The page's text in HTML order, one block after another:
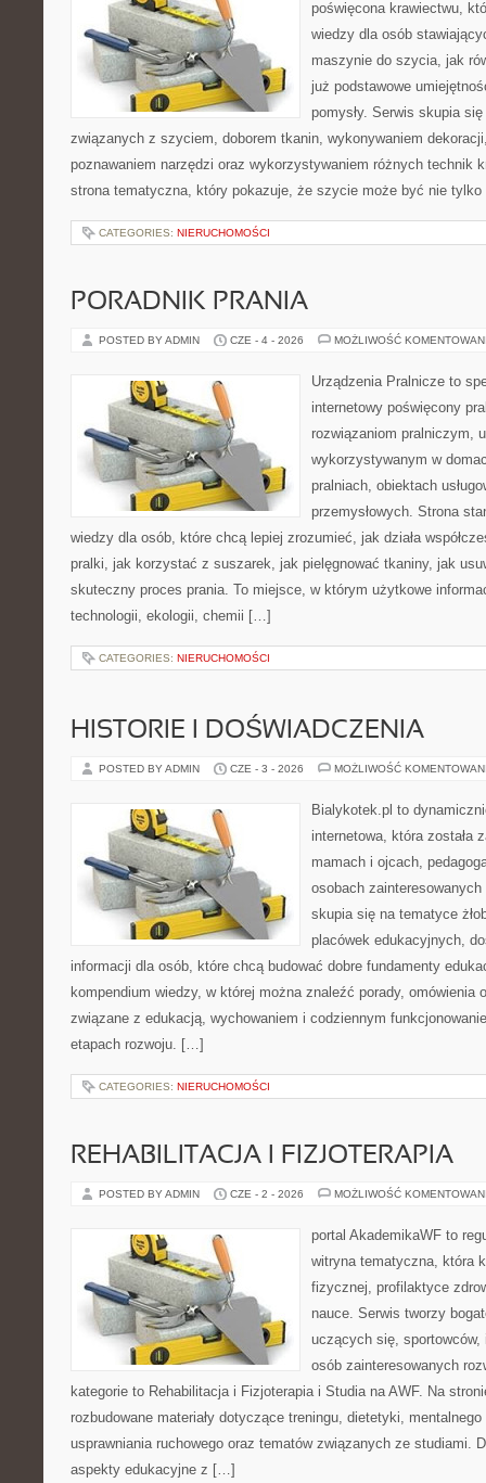
poświęcona krawiectwu,
wiedzy dla osób
maszynie do szycia, jak
już podstawowe
pomysły. Serwis skupia
związanych z szyciem, doborem tkanin, wykonywaniem
poznawaniem narzędzi oraz wykorzystywaniem różnych technik
strona tematyczna, który pokazuje, że szycie może być nie
CATEGORIES: NIERUCHOMOŚCI
PORADNIK PRANIA
POSTED BY ADMIN CZE - 4 - 2026 MOŻLIWOŚĆ
Urządzenia Pralnicze to
internetowy poświęcony
rozwiązaniom pralniczym,
wykorzystywanym w
pralniach, obiektach
przemysłowych. Strona
wiedzy dla osób, które chcą lepiej zrozumieć, jak działa
pralki, jak korzystać z suszarek, jak pielęgnować tkaniny, jak
skuteczny proces prania. To miejsce, w którym użytkowe
technologii, ekologii, chemii […]
CATEGORIES: NIERUCHOMOŚCI
HISTORIE I DOŚWIADCZENIA
POSTED BY ADMIN CZE - 3 - 2026 MOŻLIWOŚĆ
Bialykotek.pl to
internetowa, która została
mamach i ojcach,
osobach
skupia się na tematyce
placówek edukacyjnych,
informacji dla osób, które chcą budować dobre fundamenty
kompendium wiedzy, w której można znaleźć porady, omówienia
związane z edukacją, wychowaniem i codziennym
etapach rozwoju. […]
CATEGORIES: NIERUCHOMOŚCI
REHABILITACJA I FIZJOTERAPIA
POSTED BY ADMIN CZE - 2 - 2026 MOŻLIWOŚĆ
portal AkademikaWF to
witryna tematyczna, która
fizycznej, profilaktyce
nauce. Serwis tworzy
uczących się,
osób zainteresowanych
kategorie to Rehabilitacja i Fizjoterapia i Studia na AWF. Na
rozbudowane materiały dotyczące treningu, dietetyki,
usprawniania ruchowego oraz tematów związanych ze studiami.
aspekty edukacyjne z […]